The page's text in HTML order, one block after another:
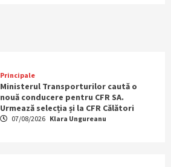
Principale
Ministerul Transporturilor caută o
nouă conducere pentru CFR SA.
Urmează selecția și la CFR Călători
07/08/2026 Klara Ungureanu